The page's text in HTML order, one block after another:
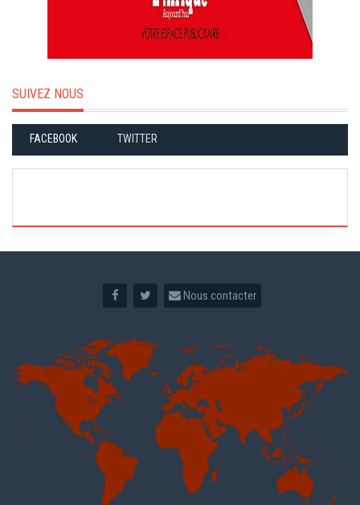
SUIVEZ NOUS
FACEBOOK TWITTER
Nous contacter